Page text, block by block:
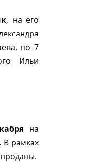
, на его
по 7
Ильи
на
В рамках
проданы.